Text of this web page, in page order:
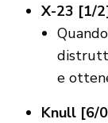
X-23 [1/
e
Knull [6/